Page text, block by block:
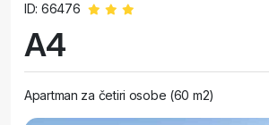
ID: 66476
A4
Apartman za četiri osobe (60 m2)